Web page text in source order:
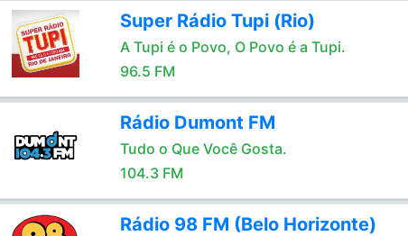
Super Rádio Tupi (Rio)
A Tupi é o Povo, O Povo é a Tupi.
96.5 FM
Rádio Dumont FM
Tudo o Que Você Gosta.
104.3 FM
Rádio 98 FM (Belo Horizonte)